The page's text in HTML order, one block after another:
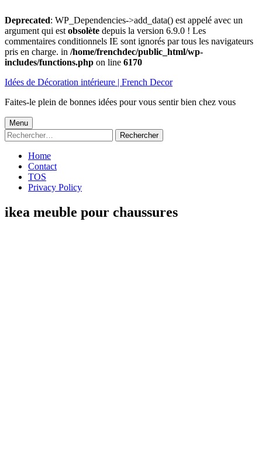
Deprecated: WP_Dependencies->add_data() est appelé avec un
argument qui est obsolète depuis la version 6.9.0 ! Les
commentaires conditionnels IE sont ignorés par tous les navigateurs
pris en charge. in /home/frenchdec/public_html/wp-
includes/functions.php on line 6170
au
Idées de Décoration intérieure | French Decor
Faites-le plein de bonnes idées pour vous sentir bien chez vous
Menu
principal
Menu
Rechercher :
Home
Contact
TOS
Privacy Policy
ikea meuble pour chaussures